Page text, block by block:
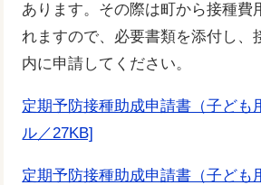
あります。その際は町から接種費
れますので、必要書類を添付し、
内に申請してください。
定期予防接種助成申請書（子ども
ル／27KB]
定期予防接種助成申請書（子ども